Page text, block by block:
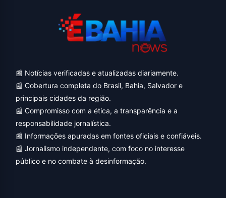
📰 Notícias verificadas e atualizadas diariamente.
📰 Cobertura completa do Brasil, Bahia, Salvador e
principais cidades da região.
📰 Compromisso com a ética, a transparência e a
responsabilidade jornalística.
📰 Informações apuradas em fontes oficiais e confiáveis.
📰 Jornalismo independente, com foco no interesse
público e no combate à desinformação.